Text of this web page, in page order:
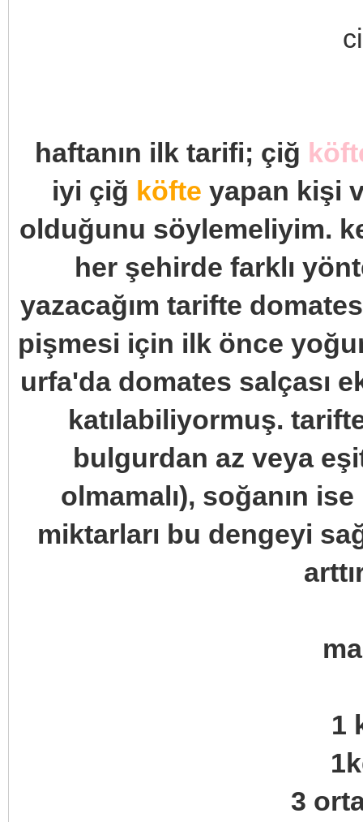
haftanın ilk tarifi; çiğ
iyi çiğ köfte yapan kişi
olduğunu söylemeliyim.
her şehirde farklı
yazacağım tarifte
pişmesi için ilk önce
urfa'da domates salçası
katılabiliyormuş.
bulgurdan az veya
olmamalı), soğanın
miktarları bu dengeyi
1
3